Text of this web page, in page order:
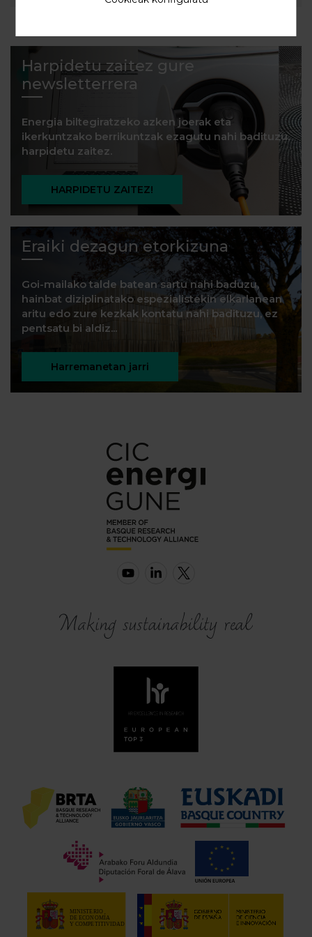
Harpidetu zaitez gure
newsletterrera
Energia biltegiratzeko azken joerak eta
ikerkuntzako berrikuntzak ezagutu nahi badituzu,
harpidetu zaitez.
HARPIDETU ZAITEZ!
Eraiki dezagun etorkizuna
Goi-mailako talde batean sartu nahi baduzu,
hainbat diziplinatako espezialistekin elkarlanean
aritu edo zure kezkak kontatu nahi badituzu, ez
pentsatu bi aldiz...
Harremanetan jarri